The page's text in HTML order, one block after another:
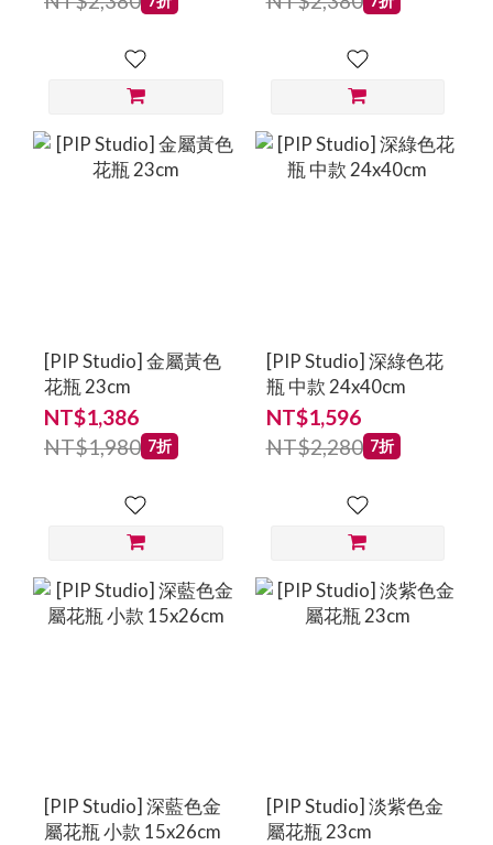
[PIP Studio] 金屬黃色
花瓶 23cm
NT$1,386
NT$1,980 7折
[PIP Studio] 深綠色花
瓶 中款 24x40cm
NT$1,596
NT$2,280 7折
[PIP Studio] 深藍色金
屬花瓶 小款 15x26cm
[PIP Studio] 淡紫色金
屬花瓶 23cm